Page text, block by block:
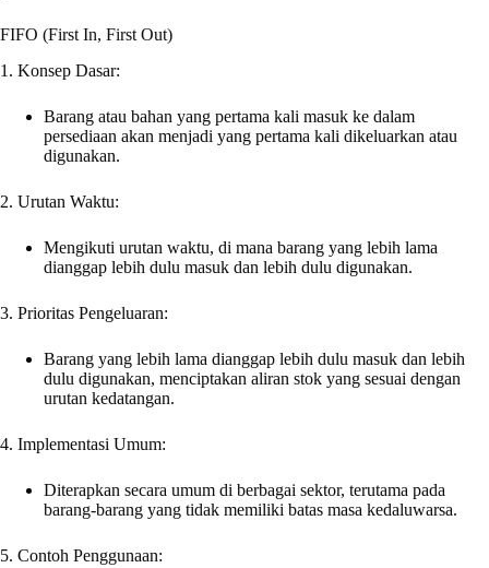
FIFO (First In, First Out)
1. Konsep Dasar:
Barang atau bahan yang pertama kali masuk ke dalam
persediaan akan menjadi yang pertama kali dikeluarkan atau
digunakan.
2. Urutan Waktu:
Mengikuti urutan waktu, di mana barang yang lebih lama
dianggap lebih dulu masuk dan lebih dulu digunakan.
3. Prioritas Pengeluaran:
Barang yang lebih lama dianggap lebih dulu masuk dan lebih
dulu digunakan, menciptakan aliran stok yang sesuai dengan
urutan kedatangan.
4. Implementasi Umum:
Diterapkan secara umum di berbagai sektor, terutama pada
barang-barang yang tidak memiliki batas masa kedaluwarsa.
5. Contoh Penggunaan: